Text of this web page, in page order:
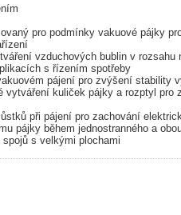
pro podmínky vakuové pájky
vzduchových bublin v
s řízením spotřeby
pájení pro zvýšení stability
vytváření kuliček pájky a rozptyl
při pájení pro zachování
pájky během jednostranného a
s velkými plochami